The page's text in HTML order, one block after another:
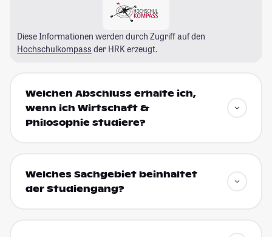
Diese Informationen werden durch Zugriff auf den
Hochschulkompass der HRK erzeugt.
Welchen Abschluss erhalte ich,
wenn ich Wirtschaft &
Philosophie studiere?
Welches Sachgebiet beinhaltet
der Studiengang?